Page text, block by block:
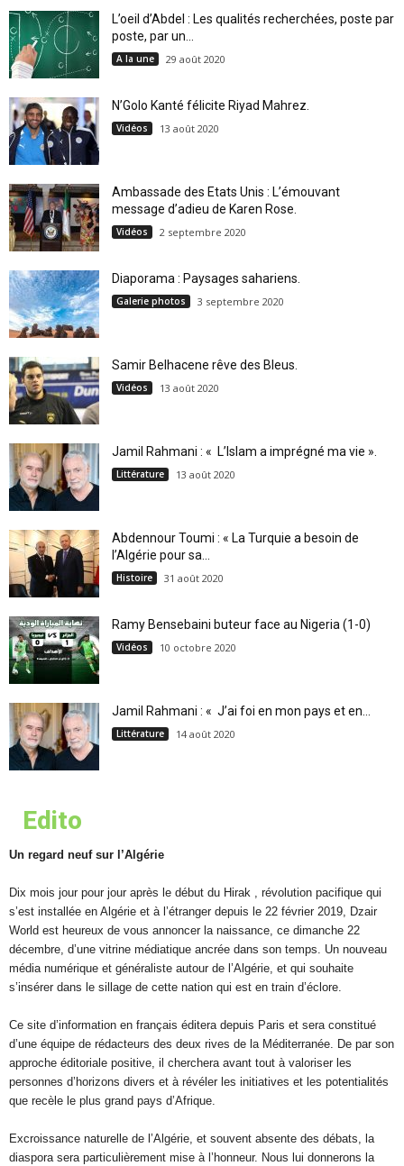
L’oeil d’Abdel : Les qualités recherchées, poste par
poste, par un...
A la une 29 août 2020
N’Golo Kanté félicite Riyad Mahrez.
Vidéos 13 août 2020
Ambassade des Etats Unis : L’émouvant
message d’adieu de Karen Rose.
Vidéos 2 septembre 2020
Diaporama : Paysages sahariens.
Galerie photos 3 septembre 2020
Samir Belhacene rêve des Bleus.
Vidéos 13 août 2020
Jamil Rahmani : « L’Islam a imprégné ma vie ».
Littérature 13 août 2020
Abdennour Toumi : « La Turquie a besoin de
l’Algérie pour sa...
Histoire 31 août 2020
Ramy Bensebaini buteur face au Nigeria (1-0)
Vidéos 10 octobre 2020
Jamil Rahmani : « J’ai foi en mon pays et en...
Littérature 14 août 2020
Edito
Un regard neuf sur l’Algérie
Dix mois jour pour jour après le début du Hirak , révolution pacifique qui
s’est installée en Algérie et à l’étranger depuis le 22 février 2019, Dzair
World est heureux de vous annoncer la naissance, ce dimanche 22
décembre, d’une vitrine médiatique ancrée dans son temps. Un nouveau
média numérique et généraliste autour de l’Algérie, et qui souhaite
s’insérer dans le sillage de cette nation qui est en train d’éclore.
Ce site d’information en français éditera depuis Paris et sera constitué
d’une équipe de rédacteurs des deux rives de la Méditerranée. De par son
approche éditoriale positive, il cherchera avant tout à valoriser les
personnes d’horizons divers et à révéler les initiatives et les potentialités
que recèle le plus grand pays d’Afrique.
Excroissance naturelle de l’Algérie, et souvent absente des débats, la
diaspora sera particulièrement mise à l’honneur. Nous lui donnerons la